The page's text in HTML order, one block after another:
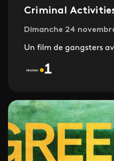
Criminal
Dimanche 24
Un film de gangsters